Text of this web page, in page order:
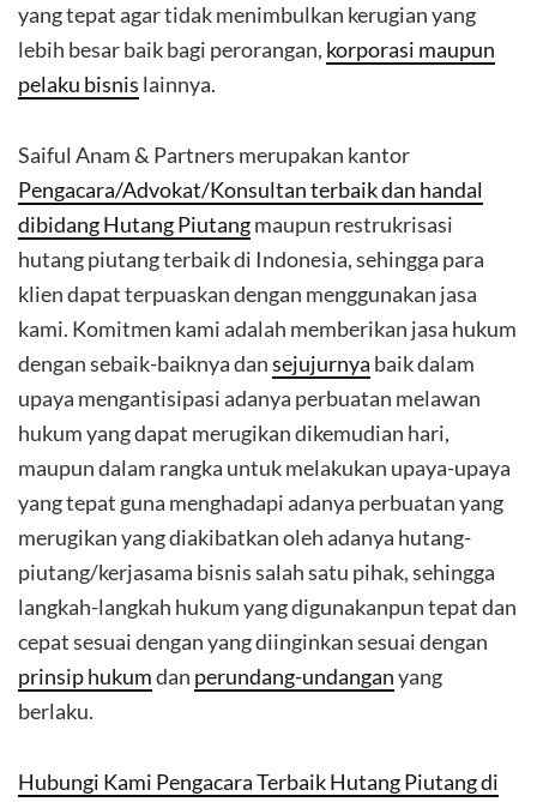
yang tepat agar tidak menimbulkan kerugian yang
lebih besar baik bagi perorangan, korporasi maupun
pelaku bisnis lainnya.
Saiful Anam & Partners merupakan kantor
Pengacara/Advokat/Konsultan terbaik dan handal
dibidang Hutang Piutangmaupun restrukrisasi
hutang piutang terbaik di Indonesia, sehingga para
klien dapat terpuaskan dengan menggunakan jasa
kami. Komitmen kami adalah memberikan jasa hukum
dengan sebaik-baiknya dansejujurnya baik dalam
upaya mengantisipasi adanya perbuatan melawan
hukum yang dapat merugikan dikemudian hari,
maupun dalam rangka untuk melakukan upaya-upaya
yang tepat guna menghadapi adanya perbuatan yang
merugikan yang diakibatkan oleh adanya hutang-
piutang/kerjasama bisnis salah satu pihak, sehingga
langkah-langkah hukum yang digunakanpun tepat dan
cepat sesuai dengan yang diinginkan sesuai dengan
prinsip hukumdan perundang-undanganyang
berlaku.
Hubungi Kami Pengacara Terbaik Hutang Piutang di